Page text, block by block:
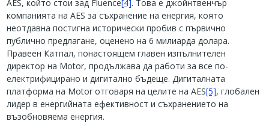
AES, който стои зад Fluence[4]. Това е джойнтвенчър
компанията на AES за съхранение на енергия, която
неотдавна постигна исторически пробив с първично
публично предлагане, оценено на 6 милиарда долара.
Правеен Катпал, понастоящем главен изпълнителен
директор на Motor, продължава да работи за все по-
електрифицирано и дигитално бъдеще. Дигиталната
платформа на Motor отговаря на целите на AES[5], глобален
лидер в енергийната ефективност и съхранението на
възобновяема енергия.